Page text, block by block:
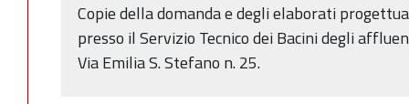
Copie della domanda e degli elaborati
presso il Servizio Tecnico dei Bacini degli
Via Emilia S. Stefano n. 25.